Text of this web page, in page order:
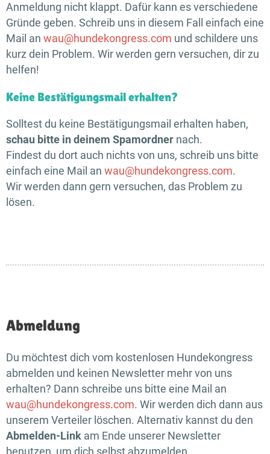
Anmeldung nicht klappt. Dafür kann es verschiedene
Gründe geben. Schreib uns in diesem Fall einfach eine
Mail an wau@hundekongress.com und schildere uns
kurz dein Problem. Wir werden gern versuchen, dir zu
helfen!
Keine Bestätigungsmail erhalten?
Solltest du keine Bestätigungsmail erhalten haben,
schau bitte in deinem Spamordner nach.
Findest du dort auch nichts von uns, schreib uns bitte
einfach eine Mail an wau@hundekongress.com.
Wir werden dann gern versuchen, das Problem zu
lösen.
Abmeldung
Du möchtest dich vom kostenlosen Hundekongress
abmelden und keinen Newsletter mehr von uns
erhalten? Dann schreibe uns bitte eine Mail an
wau@hundekongress.com. Wir werden dich dann aus
unserem Verteiler löschen. Alternativ kannst du den
Abmelden-Link am Ende unserer Newsletter
benutzen, um dich selbst abzumelden.